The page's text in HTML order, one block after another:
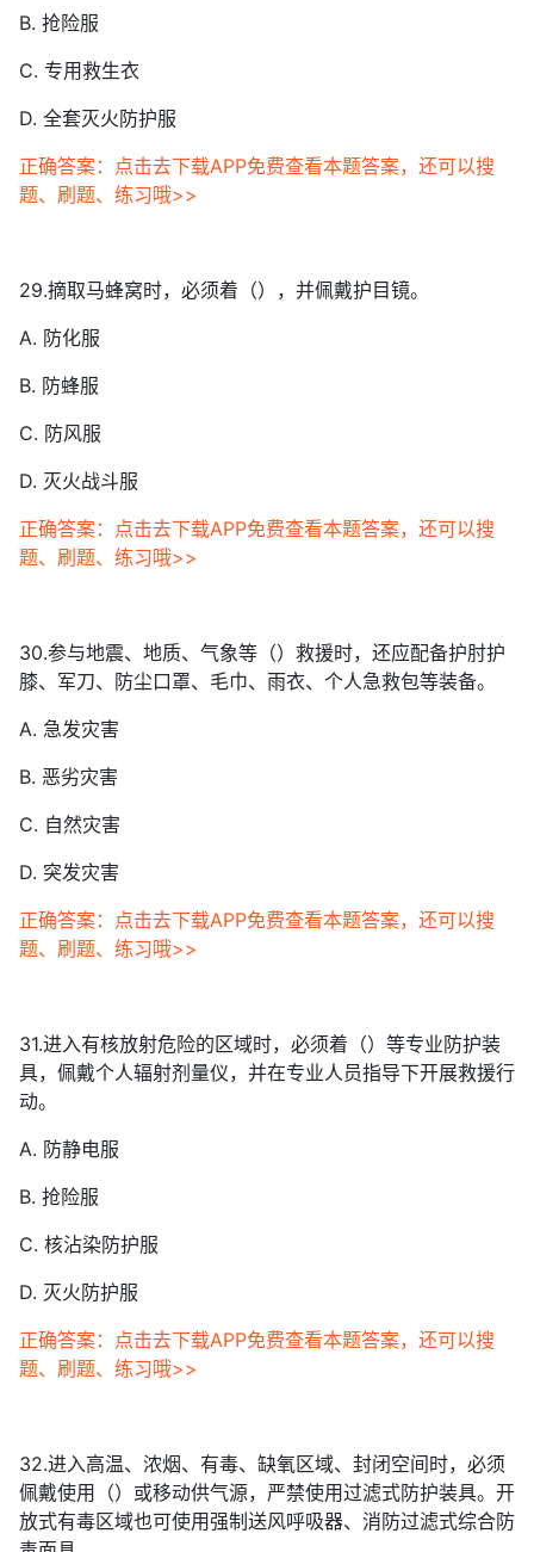
B. 抢险服
C. 专用救生衣
D. 全套灭火防护服
正确答案：点击去下载APP免费查看本题答案，还可以搜
题、刷题、练习哦>>
29.摘取马蜂窝时，必须着（），并佩戴护目镜。
A. 防化服
B. 防蜂服
C. 防风服
D. 灭火战斗服
正确答案：点击去下载APP免费查看本题答案，还可以搜
题、刷题、练习哦>>
30.参与地震、地质、气象等（）救援时，还应配备护肘护
膝、军刀、防尘口罩、毛巾、雨衣、个人急救包等装备。
A. 急发灾害
B. 恶劣灾害
C. 自然灾害
D. 突发灾害
正确答案：点击去下载APP免费查看本题答案，还可以搜
题、刷题、练习哦>>
31.进入有核放射危险的区域时，必须着（）等专业防护装
具，佩戴个人辐射剂量仪，并在专业人员指导下开展救援行
动。
A. 防静电服
B. 抢险服
C. 核沾染防护服
D. 灭火防护服
正确答案：点击去下载APP免费查看本题答案，还可以搜
题、刷题、练习哦>>
32.进入高温、浓烟、有毒、缺氧区域、封闭空间时，必须
佩戴使用（）或移动供气源，严禁使用过滤式防护装具。开
放式有毒区域也可使用强制送风呼吸器、消防过滤式综合防